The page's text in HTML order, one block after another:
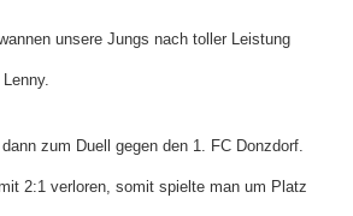
unsere Jungs nach toller Leistung
zum Duell gegen den 1. FC Donzdorf.
2:1 verloren, somit spielte man um Platz